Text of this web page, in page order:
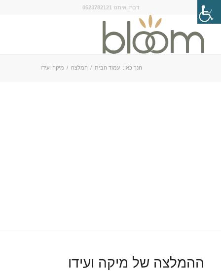
דברו איתנו 0523782121
הנך כאן: עמוד הבית / המלצה / מיקה ועידו
ההמלצה של מיקה ועידו